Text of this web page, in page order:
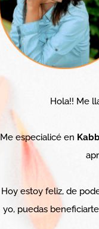
Hola!! Me
Me especialicé en
Hoy estoy feliz, de
yo, puedas